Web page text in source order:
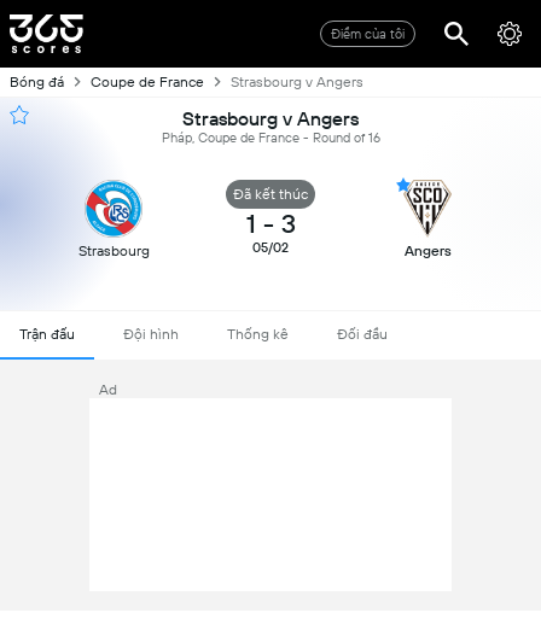
Điểm của tôi
Bóng đá Coupe de France Strasbourg v Angers
Strasbourg v Angers
Pháp, Coupe de France - Round of 16
Strasbourg
Đã kết thúc
1 - 3
05/02 Angers
Trận đấu Đội hình Thống kê Đối đầu
Ad